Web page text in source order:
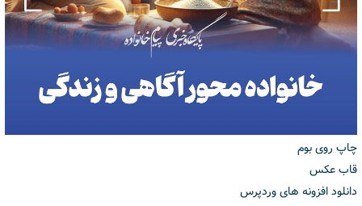
چاپ روی بوم
قاب عکس
دانلود افزونه های وردپرس